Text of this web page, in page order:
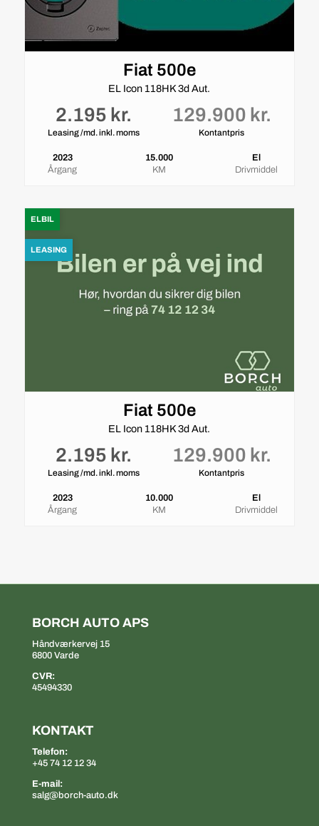
Fiat 500e
EL Icon 118HK 3d Aut.
2.195 kr.
Leasing /md. inkl. moms
129.900 kr.
Kontantpris
2023
Årgang
15.000
KM
El
Drivmiddel
ELBIL
LEASING
Fiat 500e
EL Icon 118HK 3d Aut.
2.195 kr.
Leasing /md. inkl. moms
129.900 kr.
Kontantpris
2023
Årgang
10.000
KM
El
Drivmiddel
BORCH AUTO APS
Håndværkervej 15
6800 Varde
CVR:
45494330
KONTAKT
Telefon:
+45 74 12 12 34
E-mail:
salg@borch-auto.dk